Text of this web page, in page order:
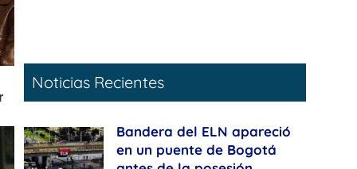
Noticias Recientes
Bandera del ELN apareció
en un puente de Bogotá